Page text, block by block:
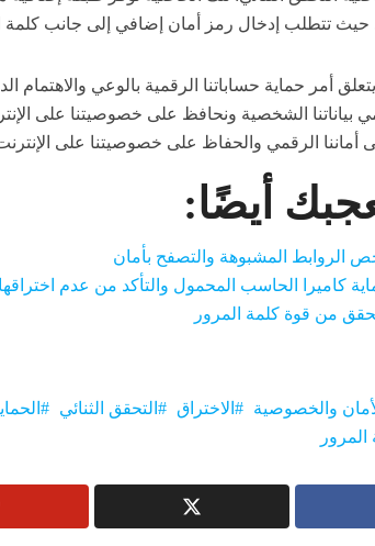
حيث تتطلب إدخال رمز أمان إضافي إلى جانب كلمة
أمر حماية حساباتنا الرقمية بالوعي والاهتمام
بياناتنا الشخصية ونحافظ على خصوصيتنا على
أماننا الرقمي والحفاظ على خصوصيتنا على
أيضًا:
الروابط المشبوهة والتصفح بأمان
كاميرا الحاسب المحمول والتأكد من عدم اختراقها
من قوة كلمة المرور
والخصوصية الاختراق التحقق الثنائي